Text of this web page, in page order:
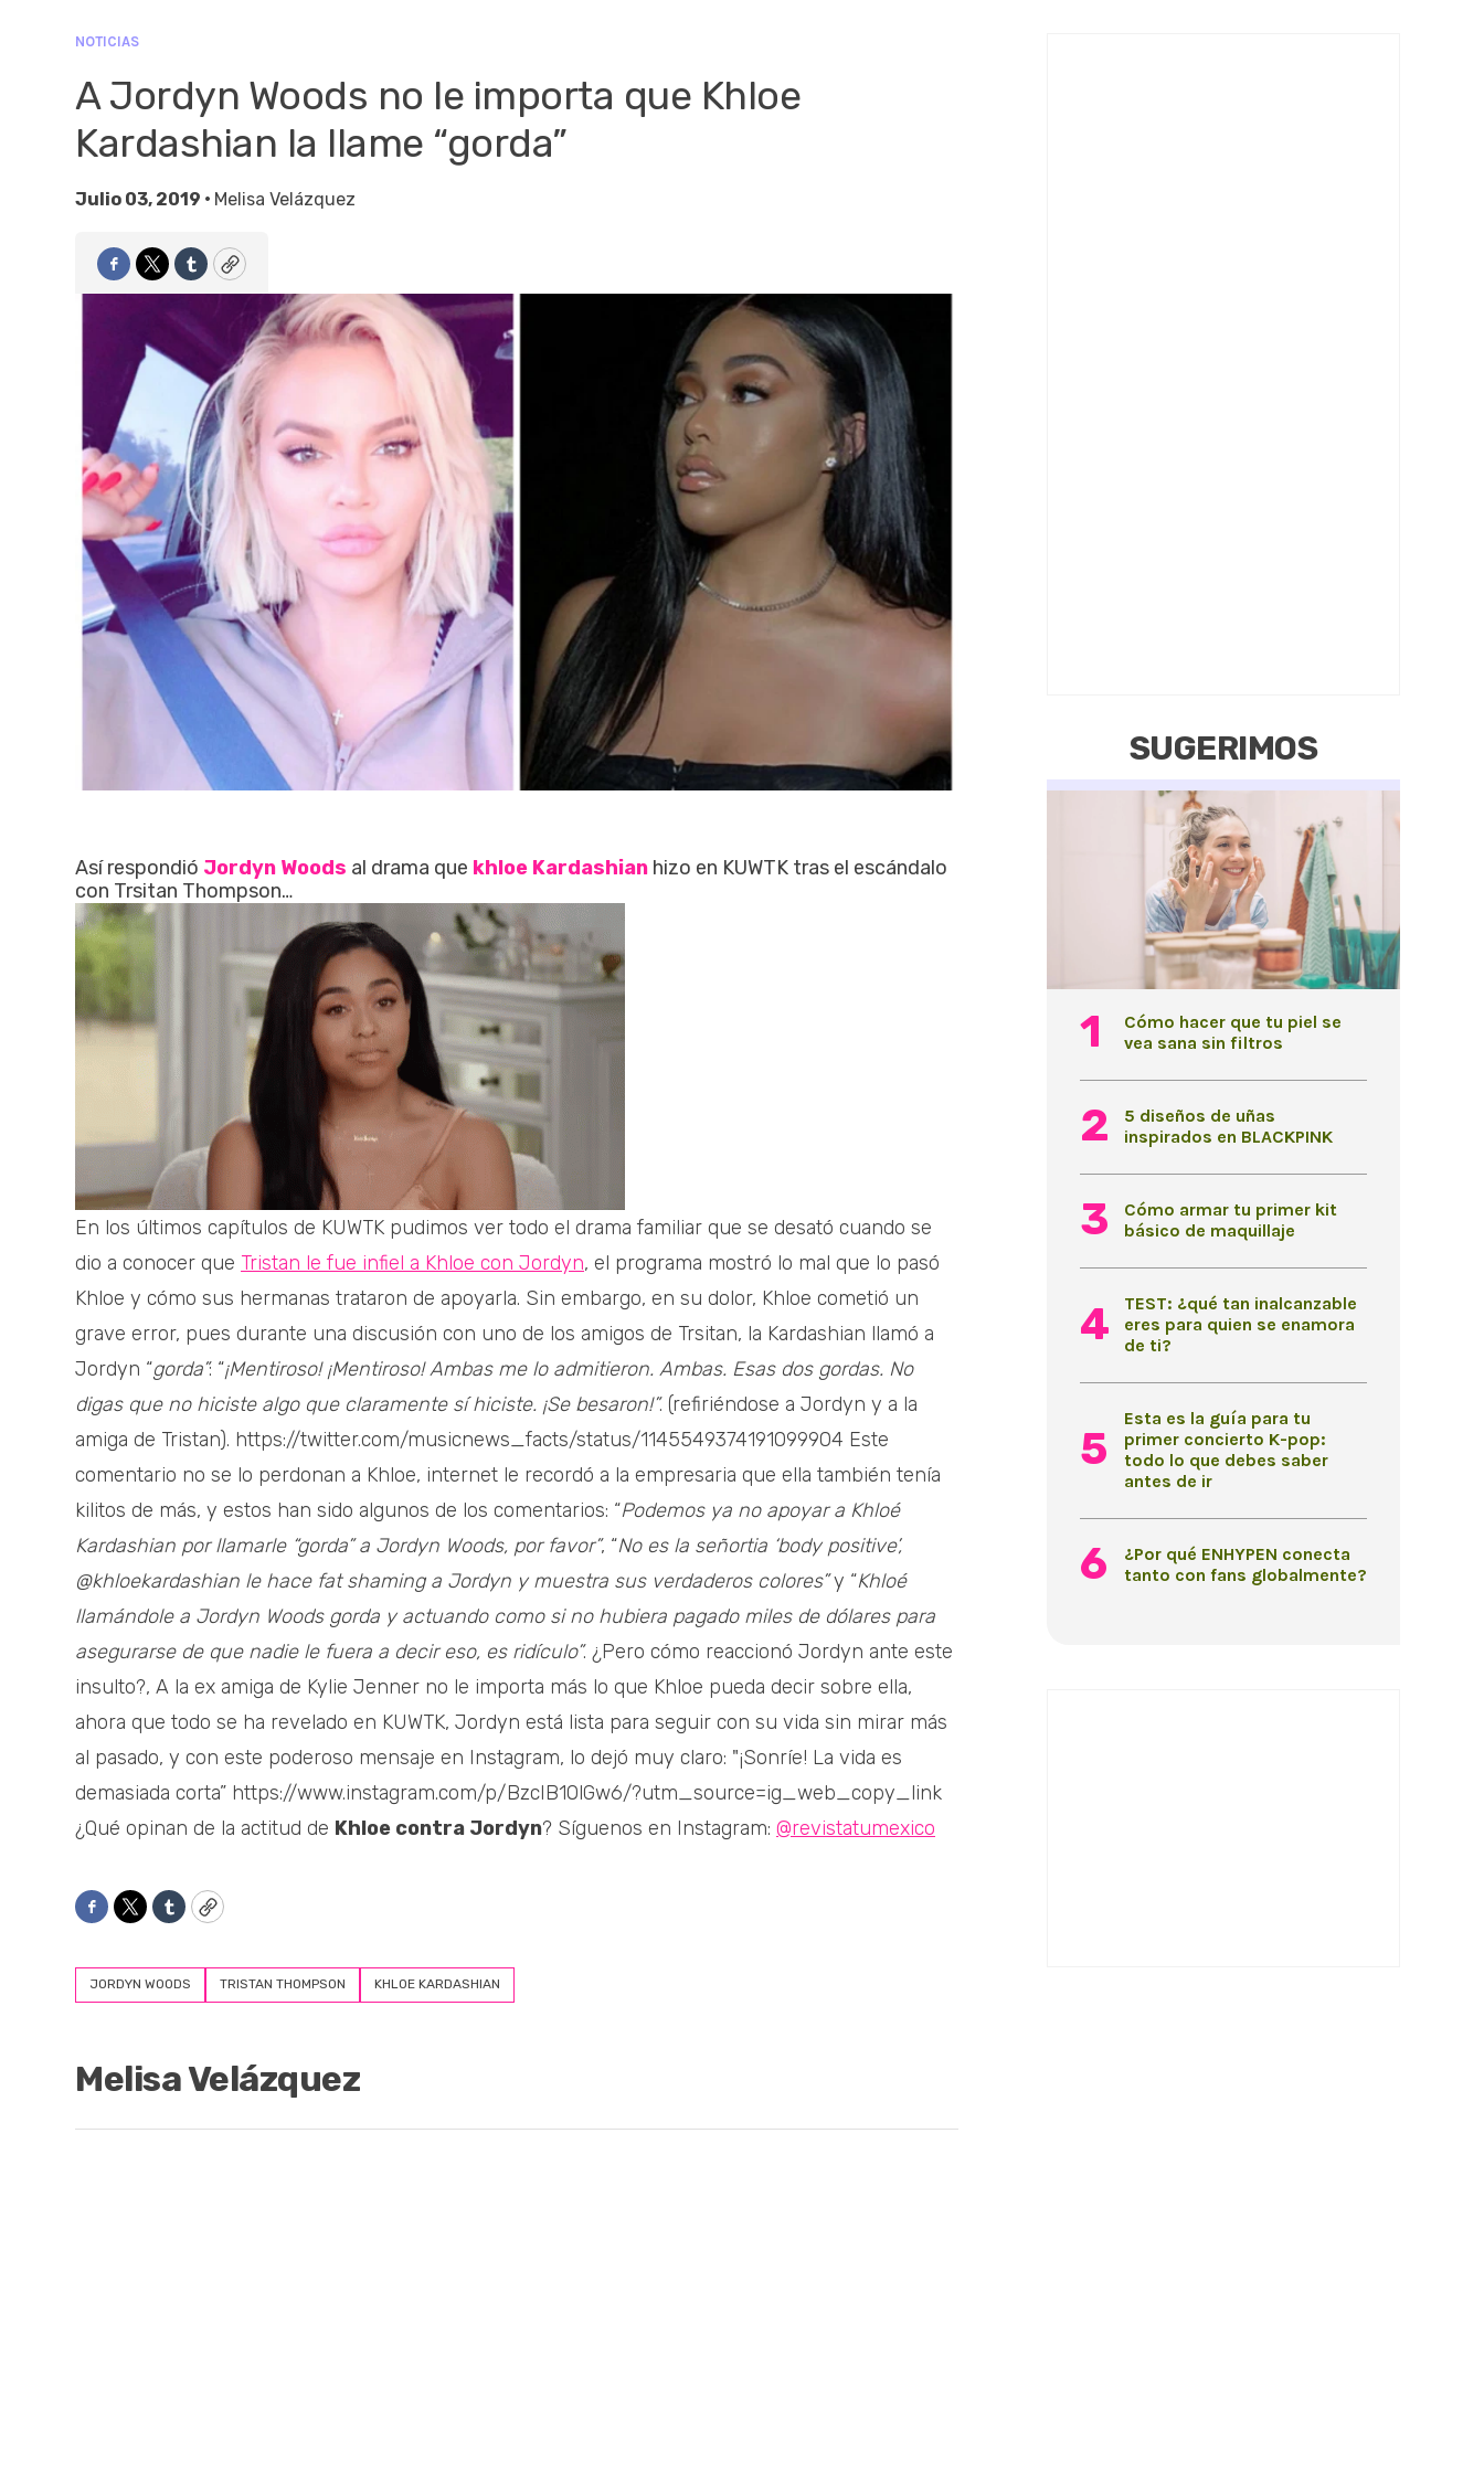
NOTICIAS
A Jordyn Woods no le importa que Khloe
Kardashian la llame “gorda”
Julio 03, 2019 • Melisa Velázquez
Facebook
TwitterTumblrCopy
Así respondió Jordyn Woods al drama que khloe Kardashian hizo en KUWTK tras el escándalo
con Trsitan Thompson…
En los últimos capítulos de KUWTK pudimos ver todo el drama familiar que se desató cuando se
dio a conocer que Tristan le fue infiel a Khloe con Jordyn, el programa mostró lo mal que lo pasó
Khloe y cómo sus hermanas trataron de apoyarla. Sin embargo, en su dolor, Khloe cometió un
grave error, pues durante una discusión con uno de los amigos de Trsitan, la Kardashian llamó a
Jordyn “gorda”: “¡Mentiroso! ¡Mentiroso! Ambas me lo admitieron. Ambas. Esas dos gordas. No
digas que no hiciste algo que claramente sí hiciste. ¡Se besaron!”. (refiriéndose a Jordyn y a la
amiga de Tristan). https://twitter.com/musicnews_facts/status/1145549374191099904 Este
comentario no se lo perdonan a Khloe, internet le recordó a la empresaria que ella también tenía
kilitos de más, y estos han sido algunos de los comentarios: “Podemos ya no apoyar a Khloé
Kardashian por llamarle “gorda” a Jordyn Woods, por favor”, “No es la señortia ‘body positive’,
@khloekardashian le hace fat shaming a Jordyn y muestra sus verdaderos colores”y “Khloé
llamándole a Jordyn Woods gorda y actuando como si no hubiera pagado miles de dólares para
asegurarse de que nadie le fuera a decir eso, es ridículo”. ¿Pero cómo reaccionó Jordyn ante este
insulto?, A la ex amiga de Kylie Jenner no le importa más lo que Khloe pueda decir sobre ella,
ahora que todo se ha revelado en KUWTK, Jordyn está lista para seguir con su vida sin mirar más
al pasado, y con este poderoso mensaje en Instagram, lo dejó muy claro: "¡Sonríe! La vida es
demasiada corta” https://www.instagram.com/p/BzcIB1OlGw6/?utm_source=ig_web_copy_link
¿Qué opinan de la actitud de Khloe contra Jordyn? Síguenos en Instagram: @revistatumexico
Facebook
TwitterTumblrCopy
JORDYN WOODS TRISTAN THOMPSON KHLOE KARDASHIAN
Melisa Velázquez
SUGERIMOS
Cómo hacer que tu piel se
vea sana sin filtros
5 diseños de uñas
inspirados en BLACKPINK
Cómo armar tu primer kit
básico de maquillaje
TEST: ¿qué tan inalcanzable
eres para quien se enamora
de ti?
Esta es la guía para tu
primer concierto K-pop:
todo lo que debes saber
antes de ir
¿Por qué ENHYPEN conecta
tanto con fans globalmente?